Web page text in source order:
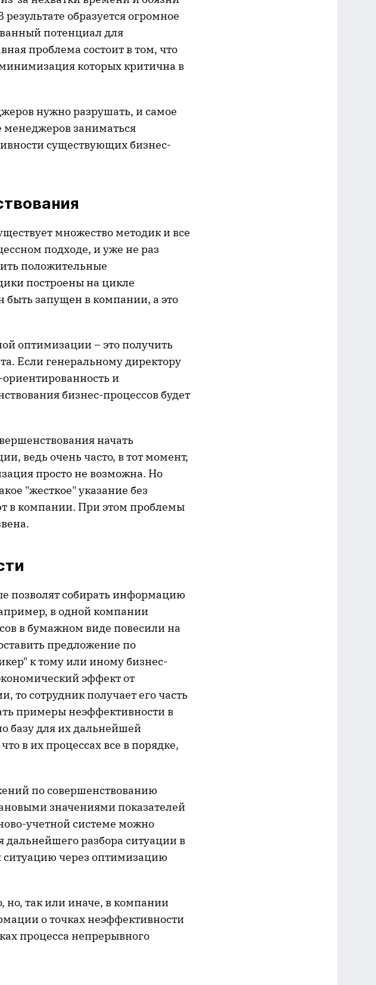
образуется огромное
потенциал для
проблема состоит в том, что
которых критична в
нужно разрушать, и самое
менеджеров заниматься
существующих бизнес-
множество методик и все
подходе, и уже не раз
положительные
построены на цикле
запущен в компании, а это
оптимизации – это получить
Если генеральному директору
и
бизнес-процессов будет
начать
ведь очень часто, в тот момент,
просто не возможна. Но
"жесткое" указание без
в компании. При этом проблемы
позволят собирать информацию
в одной компании
в бумажном виде повесили на
предложение по
к тому или иному бизнес-
эффект от
сотрудник получает его часть
примеры неэффективности в
базу для их дальнейшей
в их процессах все в порядке,
по совершенствованию
значениями показателей
учетной системе можно
разбора ситуации в
через оптимизацию
так или иначе, в компании
о точках неэффективности
процесса непрерывного